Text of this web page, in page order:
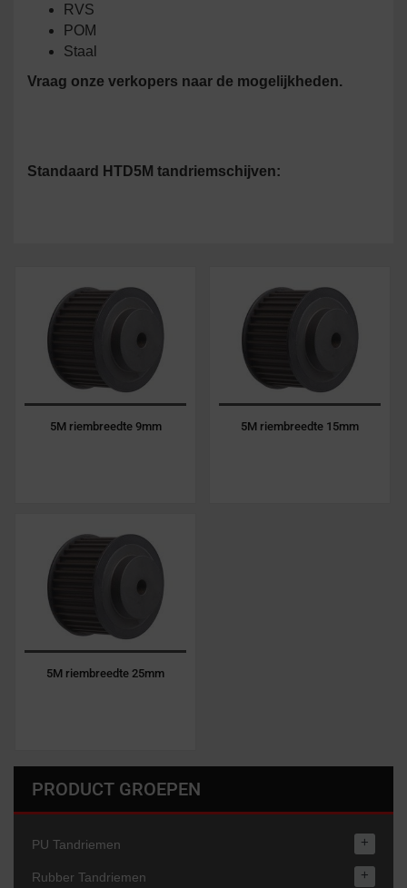
RVS
POM
Staal
Vraag onze verkopers naar de mogelijkheden.
Standaard HTD5M tandriemschijven:
5M riembreedte 9mm 5M riembreedte 15mm
5M riembreedte 25mm
PRODUCT GROEPEN
PU Tandriemen +
Rubber Tandriemen +